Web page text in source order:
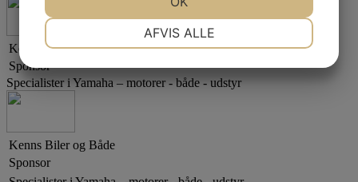
Kenns Biler og Både
Sponsor
Specialister i Yamaha – motorer - både - udstyr
Kenns Biler og Både
Sponsor
MARKETING STATISTIK
AFVIS ALLE